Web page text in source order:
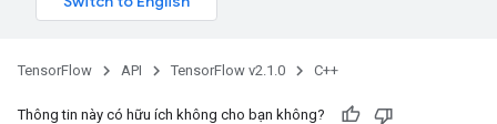
TensorFlow API TensorFlow v2.1.0 C++
Thông tin này có hữu ích không cho bạn không?